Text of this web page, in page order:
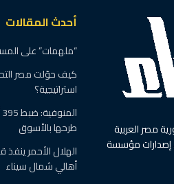
مصر العربية
أحدى إصدارات مؤسسة
أحدث المقالات
“ملهمات” على
كيف حوّلت مصر
استراتيجية؟
طرحها بالأسوق
الهلال الأحمر
أهالي شمال سيناء